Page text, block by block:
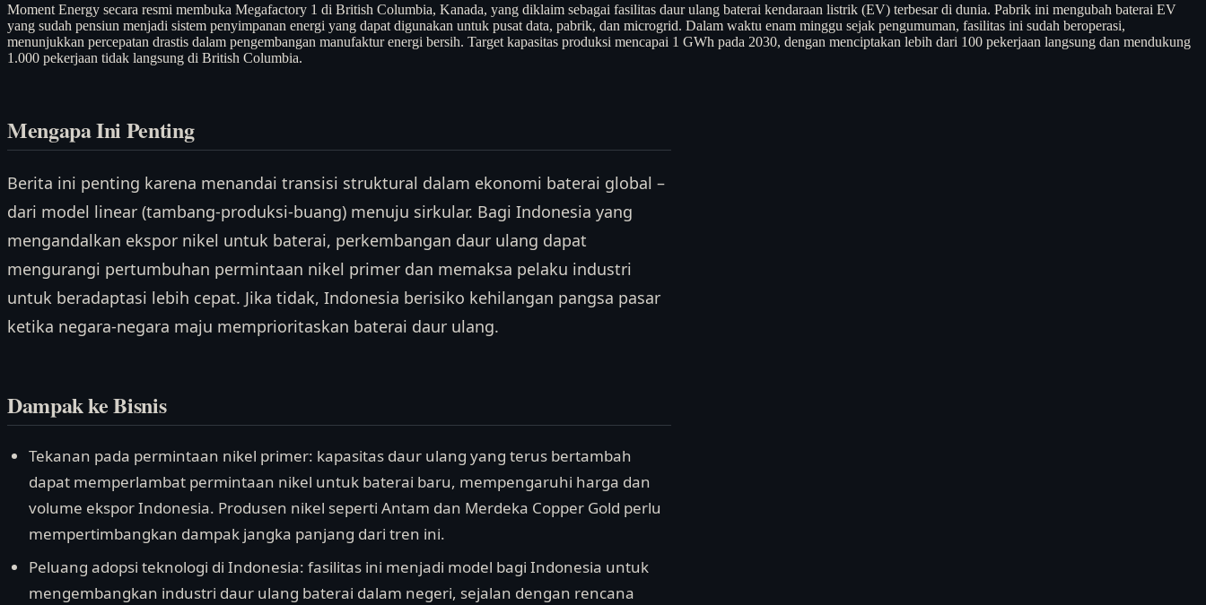
Moment Energy secara resmi membuka Megafactory 1 di British Columbia, Kanada, yang diklaim sebagai fasilitas daur ulang baterai kendaraan listrik (EV) terbesar di dunia. Pabrik ini mengubah baterai EV
yang sudah pensiun menjadi sistem penyimpanan energi yang dapat digunakan untuk pusat data, pabrik, dan microgrid. Dalam waktu enam minggu sejak pengumuman, fasilitas ini sudah beroperasi,
menunjukkan percepatan drastis dalam pengembangan manufaktur energi bersih. Target kapasitas produksi mencapai 1 GWh pada 2030, dengan menciptakan lebih dari 100 pekerjaan langsung dan mendukung
1.000 pekerjaan tidak langsung di British Columbia.
Mengapa Ini Penting
Berita ini penting karena menandai transisi struktural dalam ekonomi baterai global –
dari model linear (tambang-produksi-buang) menuju sirkular. Bagi Indonesia yang
mengandalkan ekspor nikel untuk baterai, perkembangan daur ulang dapat
mengurangi pertumbuhan permintaan nikel primer dan memaksa pelaku industri
untuk beradaptasi lebih cepat. Jika tidak, Indonesia berisiko kehilangan pangsa pasar
ketika negara-negara maju memprioritaskan baterai daur ulang.
Dampak ke Bisnis
Tekanan pada permintaan nikel primer: kapasitas daur ulang yang terus bertambah
dapat memperlambat permintaan nikel untuk baterai baru, mempengaruhi harga dan
volume ekspor Indonesia. Produsen nikel seperti Antam dan Merdeka Copper Gold perlu
mempertimbangkan dampak jangka panjang dari tren ini.
Peluang adopsi teknologi di Indonesia: fasilitas ini menjadi model bagi Indonesia untuk
mengembangkan industri daur ulang baterai dalam negeri, sejalan dengan rencana